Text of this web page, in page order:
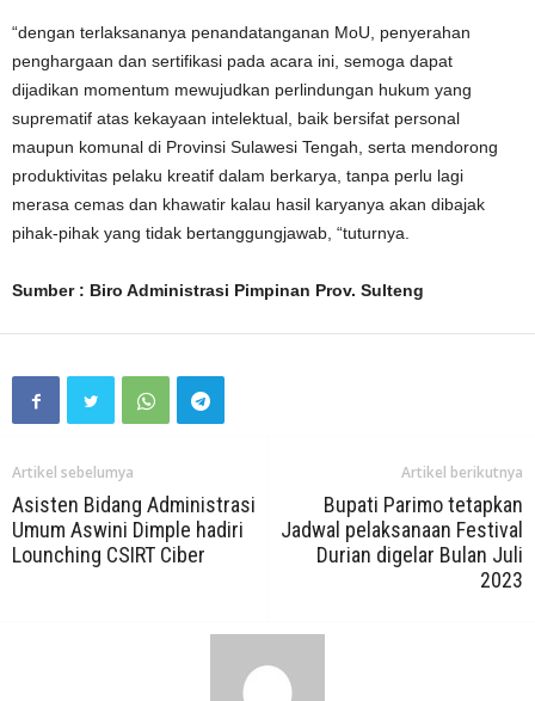
“dengan terlaksananya penandatanganan MoU, penyerahan
penghargaan dan sertifikasi pada acara ini, semoga dapat
dijadikan momentum mewujudkan perlindungan hukum yang
suprematif atas kekayaan intelektual, baik bersifat personal
maupun komunal di Provinsi Sulawesi Tengah, serta mendorong
produktivitas pelaku kreatif dalam berkarya, tanpa perlu lagi
merasa cemas dan khawatir kalau hasil karyanya akan dibajak
pihak-pihak yang tidak bertanggungjawab, “tuturnya.
Sumber : Biro Administrasi Pimpinan Prov. Sulteng
Artikel sebelumya
Asisten Bidang Administrasi
Umum Aswini Dimple hadiri
Lounching CSIRT Ciber
Artikel berikutnya
Bupati Parimo tetapkan
Jadwal pelaksanaan Festival
Durian digelar Bulan Juli
2023